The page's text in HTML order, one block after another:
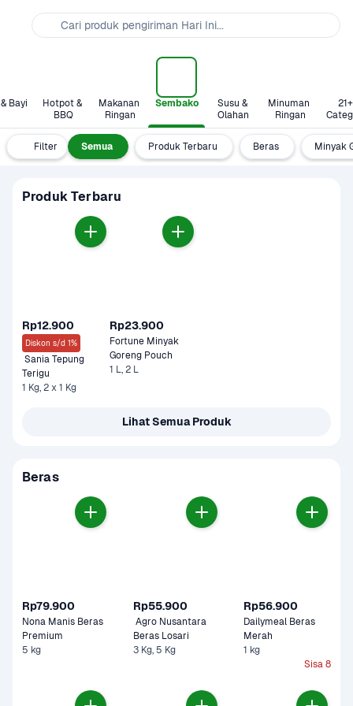
Bayi
Hotpot &
BBQ
Makanan
Ringan
Sembako
Susu &
Olahan
Minuman
Ringan
21+
Filter Semua Produk Terbaru Beras Minyak
Produk Terbaru
Rp12.900
Diskon s/d 1%
Sania Tepung
Terigu
1 Kg, 2 x 1 Kg
Rp23.900
Fortune Minyak
1 L, 2 L
Lihat Semua Produk
Beras
Rp79.900
Nona Manis Beras
5 kg
Rp55.900
Agro Nusantara
3 Kg, 5 Kg
Rp56.900
Dailymeal Beras
Merah
1 kg
Sisa 8
Cari produk pengiriman Hari Ini...